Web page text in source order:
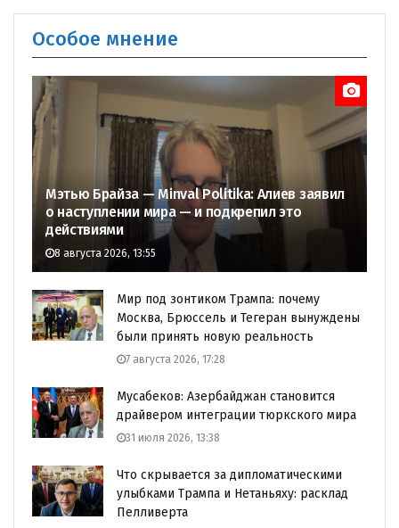
Особое мнение
Мэтью Брайза — Minval Politika: Алиев заявил
о наступлении мира — и подкрепил это
действиями
8 августа 2026, 13:55
Мир под зонтиком Трампа: почему
Москва, Брюссель и Тегеран вынуждены
были принять новую реальность
7 августа 2026, 17:28
Мусабеков: Азербайджан становится
драйвером интеграции тюркского мира
31 июля 2026, 13:38
Что скрывается за дипломатическими
улыбками Трампа и Нетаньяху: расклад
Пелливерта